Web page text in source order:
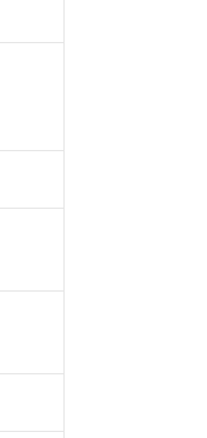
び標準価格(税抜)を提供
る商品もあることをご
での社内データに基づ
異なる場合があること
客様担当のオムロン制
漏洩または開示しない
には、I-Webメンバーズ
ついて、当社および当
要な範囲で利用するこ
の「1.共同利用者の範囲
化ジフェニルエーテル類
ンジル（BBP） 1000ppm以
ています。
す。
を示します。
臭化ジフェニルエーテル類) :
フタル酸ブチルベンジル) :
ます。
に深刻な影響を及ぼさ
定める商品（以下｢規制
に輸出されないよう必
たはその他武器並びに
3の内容を当該第三者に
るおそれがある場合は
またはお客様担当のオ